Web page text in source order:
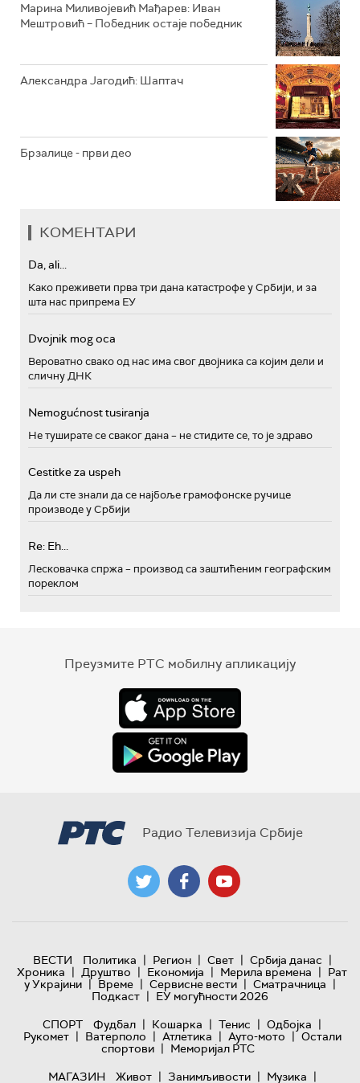
Марина Миливојевић Мађарев: Иван
Мештровић – Победник остаје победник
Александра Јагодић: Шаптач
Брзалице - први део
КОМЕНТАРИ
Da, ali...
Како преживети прва три дана катастрофе у Србији, и за
шта нас припрема ЕУ
Dvojnik mog oca
Вероватно свако од нас има свог двојника са којим дели и
сличну ДНК
Nemogućnost tusiranja
Не туширате се сваког дана – не стидите се, то је здраво
Cestitke za uspeh
Да ли сте знали да се најбоље грамофонске ручице
производе у Србији
Re: Eh...
Лесковачка спржа – производ са заштићеним географским
пореклом
Преузмите РТС мобилну апликацију
Радио Телевизија Србије
ВЕСТИ Политика | Регион | Свет | Србија данас |
Хроника | Друштво | Економија | Мерила времена | Рат
у Украјини | Време | Сервисне вести | Сматрачница |
Подкаст | ЕУ могућности 2026
СПОРТ
Фудбал | Кошарка | Тенис | Одбојка |
Рукомет | Ватерполо | Атлетика | Ауто-мото | Остали
спортови | Меморијал РТС
МАГАЗИН
Живот | Занимљивости | Музика |